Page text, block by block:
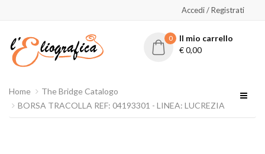
Accedi / Registrati
0
Il mio carrello
€0,00
Home
The Bridge Catalogo
BORSA TRACOLLA REF: 04193301 - LINEA: LUCREZIA